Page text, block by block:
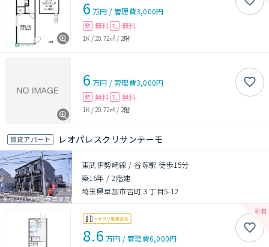
6 万円 /管理費3,000円
敷 無料 礼 無料
1K /20.72㎡ / 2階
6 万円 /管理費3,000円
敷 無料 礼 無料
1K / 20.72㎡ / 2階
賃貸アパート レオパレスクリサンテーモ
東武伊勢崎線 / 谷塚駅 徒歩15分
築16年 /2階建
埼玉県草加市吉町３丁目5-12
8.6 万円 /管理費6,000円